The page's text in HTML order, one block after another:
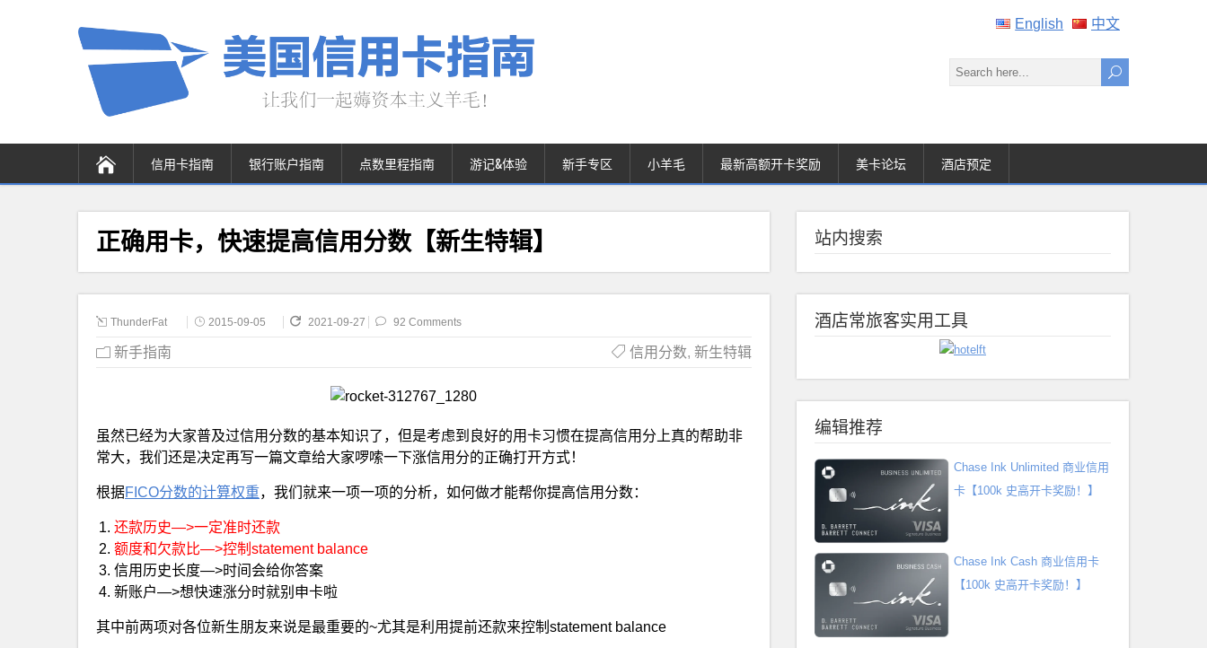
English 中文
信用卡指南 银行账户指南 点数里程指南 游记&体验 新手专区 小羊毛 最新高额开卡奖励 美卡论坛 酒店预定
正确用卡，快速提高信用分数【新生特辑】
ThunderFat 2015-09-05 2021-09-27 92 Comments
新手指南 信用分数, 新生特辑
虽然已经为大家普及过信用分数的基本知识了，但是考虑到良好的用卡习惯在提高信用分上真的帮助非
常大，我们还是决定再写一篇文章给大家啰嗦一下涨信用分的正确打开方式！
根据FICO分数的计算权重，我们就来一项一项的分析，如何做才能帮你提高信用分数：
还款历史—>一定准时还款
额度和欠款比—>控制statement balance
信用历史长度—>时间会给你答案
新账户—>想快速涨分时就别申卡啦
其中前两项对各位新生朋友来说是最重要的~尤其是利用提前还款来控制statement balance
站内搜索
酒店常旅客实用工具
编辑推荐
Chase Ink Unlimited 商业信用
卡【100k 史高开卡奖励！】
Chase Ink Cash 商业信用卡
【100k 史高开卡奖励！】